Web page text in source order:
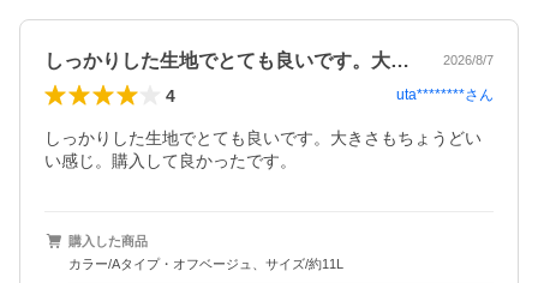
しっかりした生地でとても良いです。大き… 2026/8/7
4 uta********さん
しっかりした生地でとても良いです。大きさもちょうどい
い感じ。購入して良かったです。
購入した商品
カラー/Aタイプ・オフベージュ、サイズ/約11L